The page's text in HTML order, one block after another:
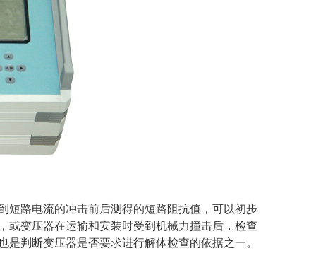
短路电流的冲击前后测得的短路阻抗值，可以初步
或变压器在运输和安装时受到机械力撞击后，检查
判断变压器是否要求进行解体检查的依据之一。